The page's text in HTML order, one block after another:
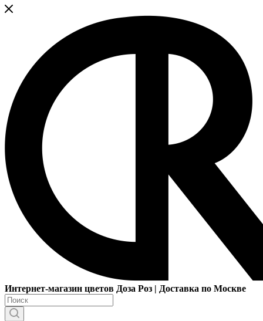
Интернет-магазин цветов Доза Роз | Доставка по Москве